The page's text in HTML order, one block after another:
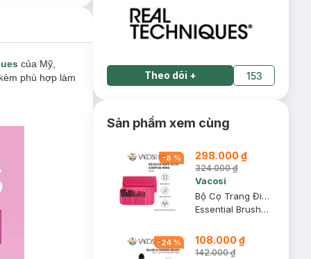
của Mỹ,
phù hợp làm
Theo dõi + 153
Sản phẩm xem cùng
-8 % 298.000 ₫
324.000 ₫
Vacosi
Bộ Cọ Trang Điểm Vacosi 14 Cây BC09 (Bóp Da Hồng)
Essential Brush Set BC09
-24 % 108.000 ₫
142.000 ₫